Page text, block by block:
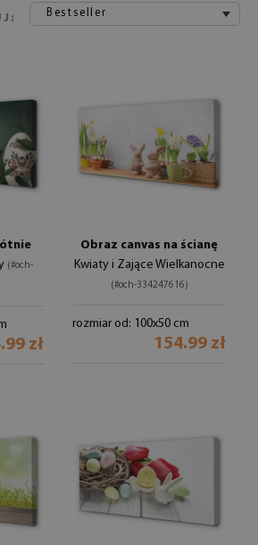
Bestseller
(#och-
zł
Obraz canvas na ścianę
Kwiaty i Zające Wielkanocne
(#och-334247616)
rozmiar od: 100x50 cm
154.99 zł